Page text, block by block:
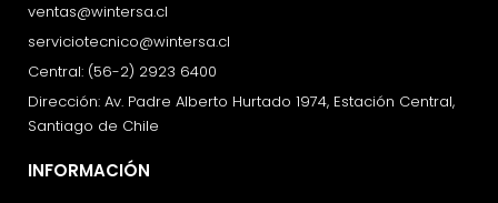
ventas@wintersa.cl
serviciotecnico@wintersa.cl
Central: (56-2) 2923 6400
Dirección: Av. Padre Alberto Hurtado 1974, Estación Central,
Santiago de Chile
INFORMACIÓN